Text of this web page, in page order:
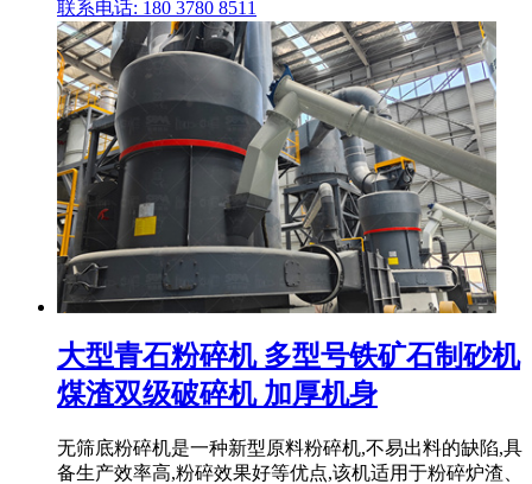
联系电话: 180 3780 8511
大型青石粉碎机 多型号铁矿石制砂机
煤渣双级破碎机 加厚机身
无筛底粉碎机是一种新型原料粉碎机,不易出料的缺陷,具
备生产效率高,粉碎效果好等优点,该机适用于粉碎炉渣、